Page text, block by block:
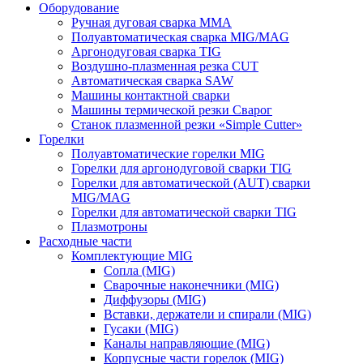
Оборудование
Ручная дуговая сварка ММА
Полуавтоматическая сварка MIG/MAG
Аргонодуговая сварка TIG
Воздушно-плазменная резка CUT
Автоматическая сварка SAW
Машины контактной сварки
Машины термической резки Сварог
Станок плазменной резки «Simple Cutter»
Горелки
Полуавтоматические горелки MIG
Горелки для аргонодуговой сварки TIG
Горелки для автоматической (AUT) сварки
MIG/MAG
Горелки для автоматической сварки TIG
Плазмотроны
Расходные части
Комплектующие MIG
Сопла (MIG)
Сварочные наконечники (MIG)
Диффузоры (MIG)
Вставки, держатели и спирали (MIG)
Гусаки (MIG)
Каналы направляющие (MIG)
Корпусные части горелок (MIG)